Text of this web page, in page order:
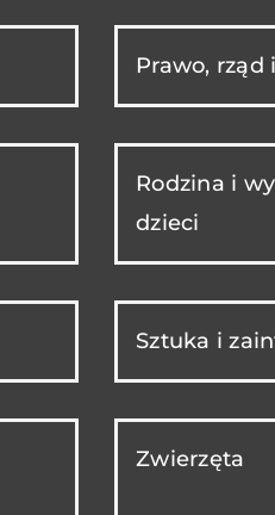
Prawo, rząd
Rodzina i
dzieci
Sztuka i
Zwierzęta